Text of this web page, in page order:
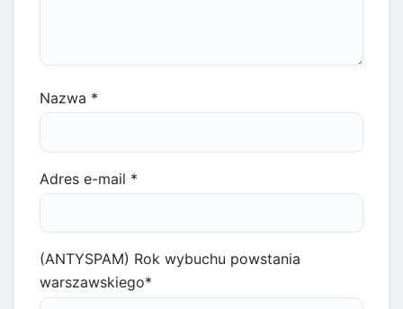
Nazwa *
Adres e-mail *
(ANTYSPAM) Rok wybuchu powstania
warszawskiego*